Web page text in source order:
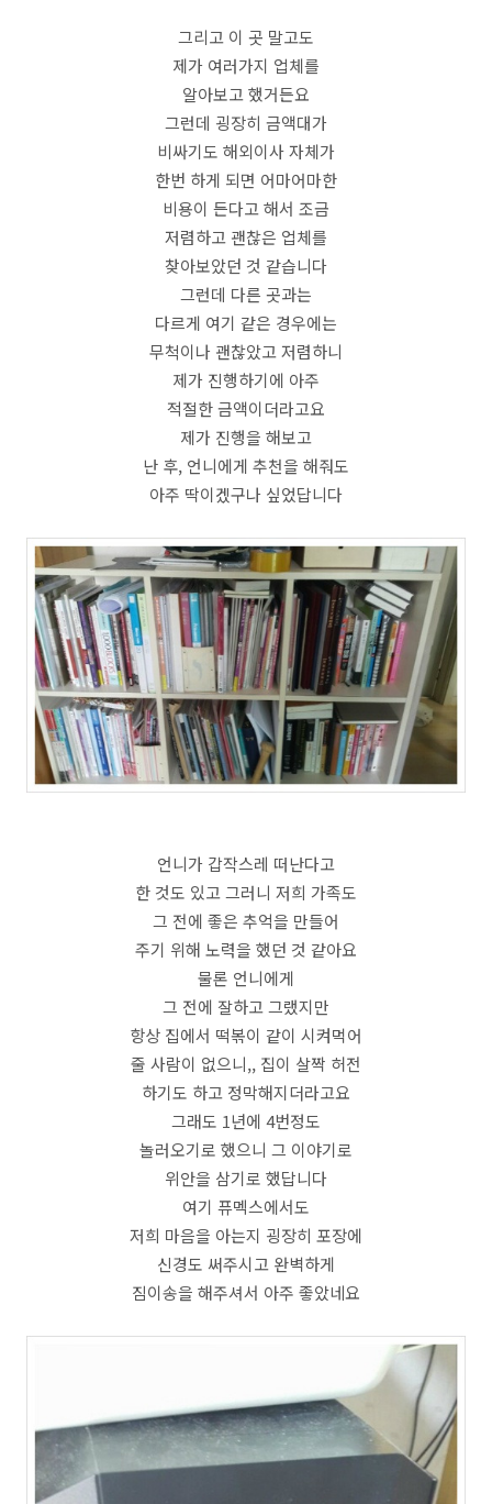
그리고 이 곳 말고도
제가 여러가지 업체를
알아보고 했거든요
그런데 굉장히 금액대가
비싸기도 해외이사 자체가
한번 하게 되면 어마어마한
비용이 든다고 해서 조금
저렴하고 괜찮은 업체를
찾아보았던 것 같습니다
그런데 다른 곳과는
다르게 여기 같은 경우에는
무척이나 괜찮았고 저렴하니
제가 진행하기에 아주
적절한 금액이더라고요
제가 진행을 해보고
난 후, 언니에게 추천을 해줘도
아주 딱이겠구나 싶었답니다
언니가 갑작스레 떠난다고
한 것도 있고 그러니 저희 가족도
그 전에 좋은 추억을 만들어
주기 위해 노력을 했던 것 같아요
물론 언니에게
그 전에 잘하고 그랬지만
항상 집에서 떡볶이 같이 시켜먹어
줄 사람이 없으니,, 집이 살짝 허전
하기도 하고 정막해지더라고요
그래도 1년에 4번정도
놀러오기로 했으니 그 이야기로
위안을 삼기로 했답니다
여기 퓨멕스에서도
저희 마음을 아는지 굉장히 포장에
신경도 써주시고 완벽하게
짐이송을 해주셔서 아주 좋았네요